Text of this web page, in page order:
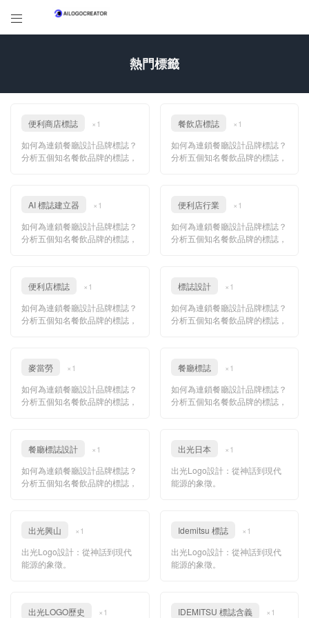

熱門標籤
便利商店標誌 ×1
如何為連鎖餐廳設計品牌標誌？
分析五個知名餐飲品牌的標誌，
餐飲店標誌 ×1
如何為連鎖餐廳設計品牌標誌？
分析五個知名餐飲品牌的標誌，
AI 標誌建立器
×1
如何為連鎖餐廳設計品牌標誌？
分析五個知名餐飲品牌的標誌，
便利店行業 ×1
如何為連鎖餐廳設計品牌標誌？
分析五個知名餐飲品牌的標誌，
便利店標誌
×1
如何為連鎖餐廳設計品牌標誌？
分析五個知名餐飲品牌的標誌，
標誌設計 ×1
如何為連鎖餐廳設計品牌標誌？
分析五個知名餐飲品牌的標誌，
麥當勞
×1
如何為連鎖餐廳設計品牌標誌？
分析五個知名餐飲品牌的標誌，
餐廳標誌 ×1
如何為連鎖餐廳設計品牌標誌？
分析五個知名餐飲品牌的標誌，
餐廳標誌設計
×1
如何為連鎖餐廳設計品牌標誌？
分析五個知名餐飲品牌的標誌，
出光日本 ×1
出光Logo設計：從神話到現代
能源的象徵。
出光興山 ×1
出光Logo設計：從神話到現代
能源的象徵。
Idemitsu 標誌 ×1
出光Logo設計：從神話到現代
能源的象徵。
出光LOGO歷史 ×1 IDEMITSU 標誌含義 ×1